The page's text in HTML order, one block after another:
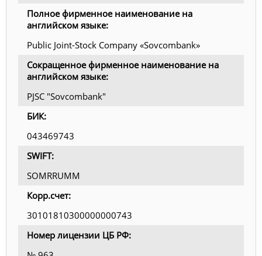
Полное фирменное наименование на
английском языке:
Public Joint-Stock Company «Sovcombank»
Сокращенное фирменное наименование на
английском языке:
PJSC "Sovcombank"
БИК:
043469743
SWIFT:
SOMRRUMM
Корр.счет:
30101810300000000743
Номер лицензии ЦБ РФ: